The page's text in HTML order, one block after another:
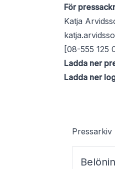
För
Katja
[08-555 125
Ladda ner
Ladda ner
Pressarkiv